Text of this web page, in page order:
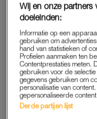
“Ik zie hem echt als
weten. Ook zegt ze
Maar een relatie?
De afgelopen
minstens anderhalf jaar
Wij en onze partners
doeleinden:
Informatie op een
gebruiken om
hand van statistieken of
Profielen aanmaken ten
Contentprestaties meten.
gebruiken voor de
gegevens gebruiken om
personalisatie van
gepersonaliseerde
Derde partijen lijst